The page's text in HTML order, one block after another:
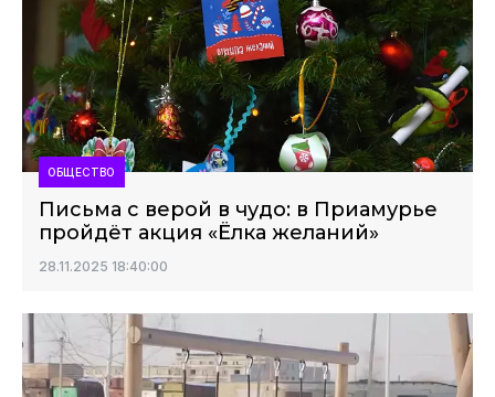
ОБЩЕСТВО
Письма с верой в чудо: в Приамурье
пройдёт акция «Ёлка желаний»
28.11.2025 18:40:00